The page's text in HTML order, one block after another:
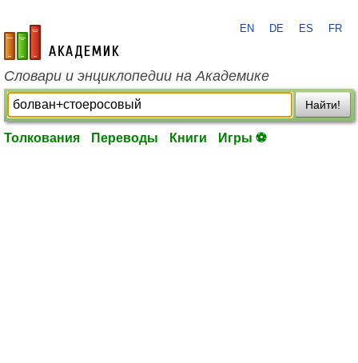
academic.ru
EN DE ES FR
Словари и энциклопедии на Академике
Найти!
Толкования Переводы Книги Игры ⚽